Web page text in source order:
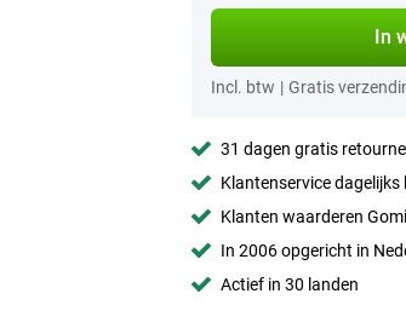
In
Incl. btw | Gratis
31 dagen gratis
Klantenservice dagelijks
Klanten waarderen
In 2006 opgericht in
Actief in 30 landen